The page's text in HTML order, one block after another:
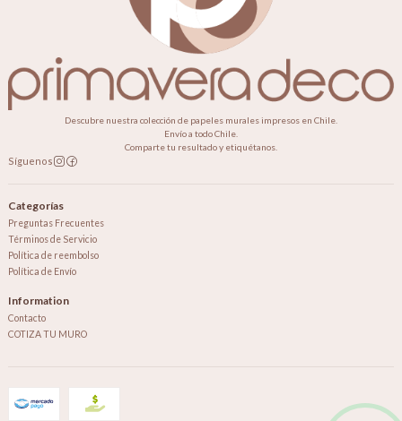
Descubre nuestra colección de papeles murales impresos en Chile.
Envío a todo Chile.
Comparte tu resultado y etiquétanos.
Síguenos
Categorías
Preguntas Frecuentes
Términos de Servicio
Política de reembolso
Política de Envío
Information
Contacto
COTIZA TU MURO